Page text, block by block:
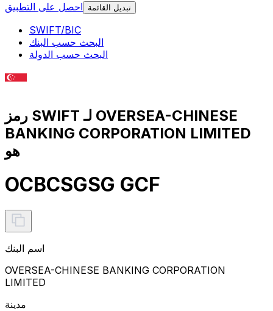
احصل على التطبيق
تبديل القائمة
SWIFT/BIC
البحث حسب البنك
البحث حسب الدولة
رمز SWIFT لـ OVERSEA-CHINESE
BANKING CORPORATION LIMITED
هو
OCBCSGSG GCF
اسم البنك
OVERSEA-CHINESE BANKING CORPORATION
LIMITED
مدينة